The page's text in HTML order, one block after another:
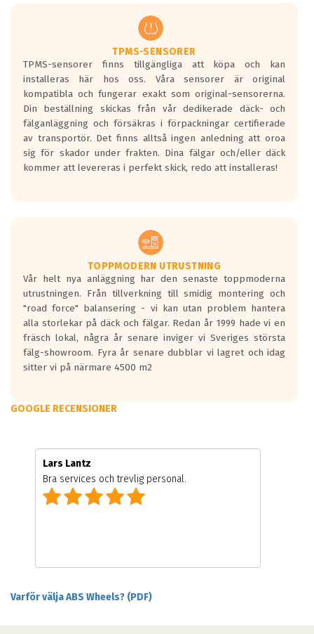
regelverket som introduceras år 2016.
Ett däck med två svarta vågor är redan
godkända för år 2016 nya regelverk.
Ett däck med en svart våg kommer vara
minst tre decibel tystare än det
regelverk som börjar gälla 2016.
TPMS-SENSORER
TPMS-sensorer finns tillgängliga att köpa och kan
installeras här hos oss. Våra sensorer är original
kompatibla och fungerar exakt som original-sensorerna.
Din beställning skickas från vår dedikerade däck- och
fälganläggning och försäkras i förpackningar certifierade
av transportör. Det finns alltså ingen anledning att oroa
sig för skador under frakten. Dina fälgar och/eller däck
kommer att levereras i perfekt skick, redo att installeras!
TOPPMODERN UTRUSTNING
Vår helt nya anläggning har den senaste toppmoderna
utrustningen. Från tillverkning till smidig montering och
"road force" balansering - vi kan utan problem hantera
alla storlekar på däck och fälgar. Redan år 1999 hade vi en
fräsch lokal, några år senare inviger vi Sveriges största
fälg-showroom. Fyra år senare dubblar vi lagret och idag
sitter vi på närmare 4500 m2
GOOGLE RECENSIONER
Lars Lantz
Bra services och trevlig personal.
Varför välja ABS Wheels? (PDF)